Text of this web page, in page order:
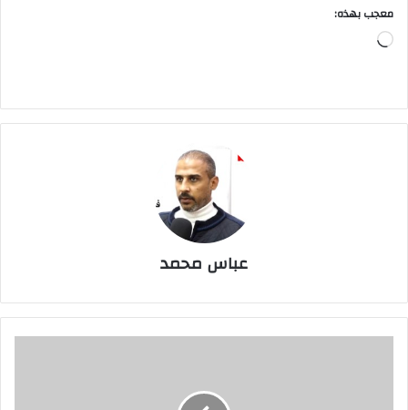
معجب بهذه:
جاري
عباس محمد